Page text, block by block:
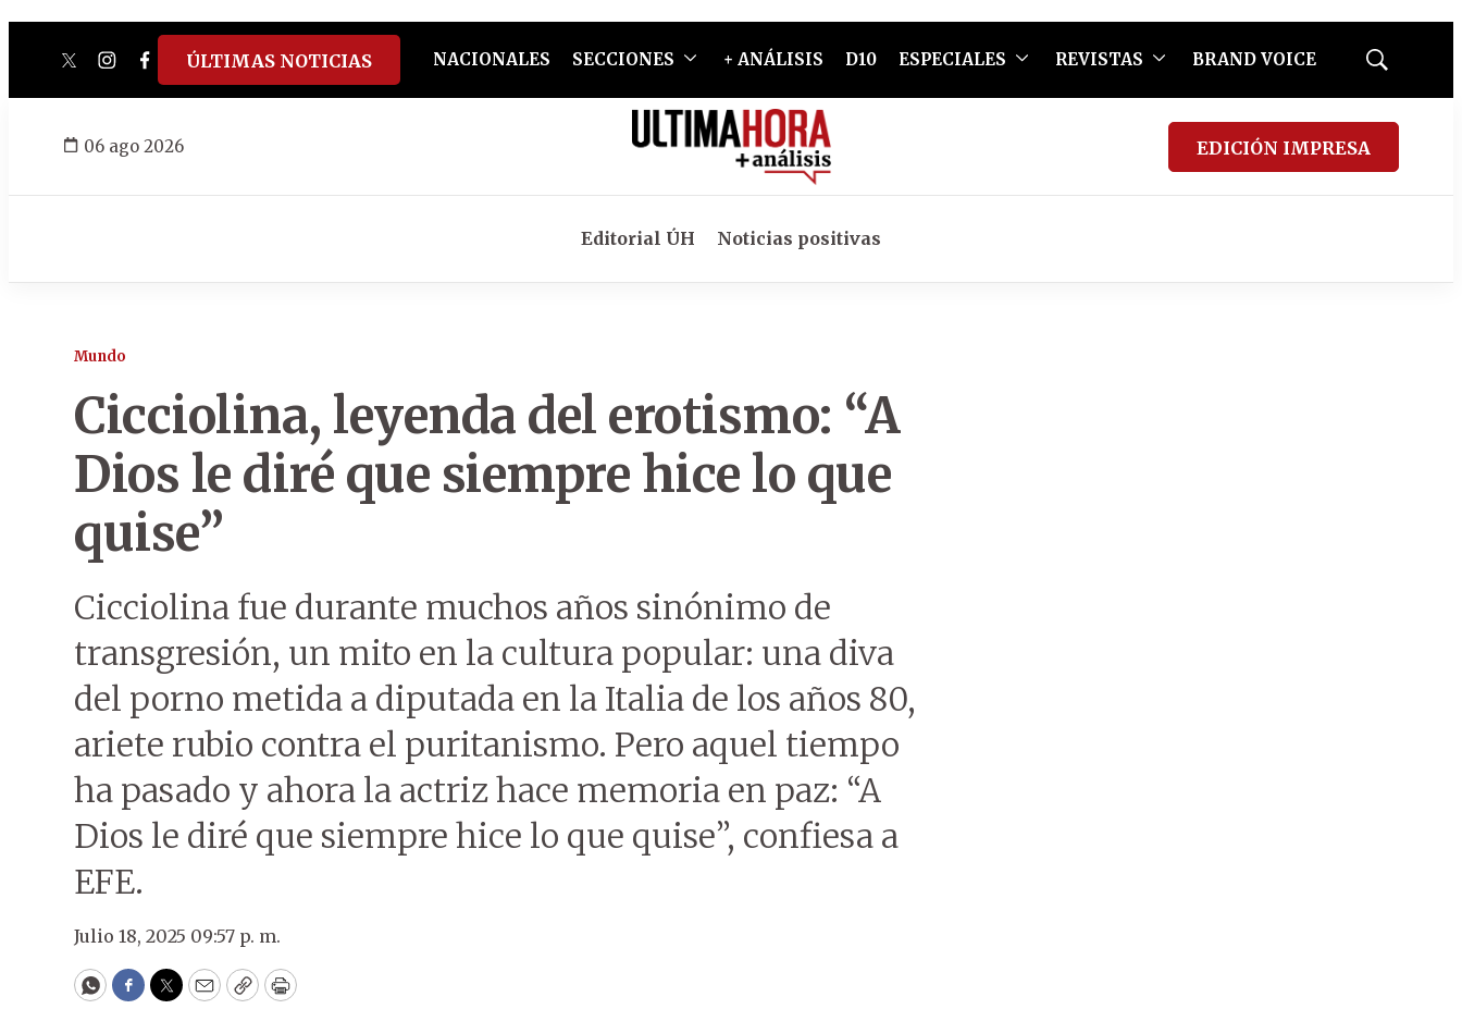
twitterinstagram
facebook
tiktokyoutube
spotify
ÚLTIMAS NOTICIAS NACIONALES SECCIONES + ANÁLISIS D10 ESPECIALES REVISTAS BRAND VOICE
Mostrar
06 ago 2026 EDICIÓN IMPRESA
Editorial ÚH Noticias positivas
Mundo
Cicciolina, leyenda del erotismo: “A
Dios le diré que siempre hice lo que
quise”
Cicciolina fue durante muchos años sinónimo de
transgresión, un mito en la cultura popular: una diva
del porno metida a diputada en la Italia de los años 80,
ariete rubio contra el puritanismo. Pero aquel tiempo
ha pasado y ahora la actriz hace memoria en paz: “A
Dios le diré que siempre hice lo que quise”, confiesa a
EFE.
Julio 18, 2025 09:57 p. m.
WhatsApp
Facebook
Twitter
EmailCopyPrint